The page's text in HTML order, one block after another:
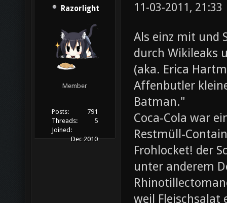
Razorlight
Member
Posts:
791
Threads:
5
Joined:
Dec 2010
11-03-2011, 21:33
Als einz mit und
durch Wikileaks
(aka. Erica
Affenbutler
Batman."
Coca-Cola war
Restmüll-
Frohlocket! der
unter anderem
weil Fleischsalat